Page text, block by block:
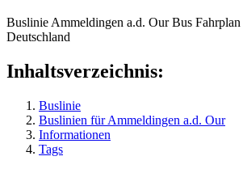
Buslinie Ammeldingen a.d. Our Bus Fahrplan
Deutschland
Inhaltsverzeichnis:
Buslinie
Buslinien für Ammeldingen a.d. Our
Informationen
Tags